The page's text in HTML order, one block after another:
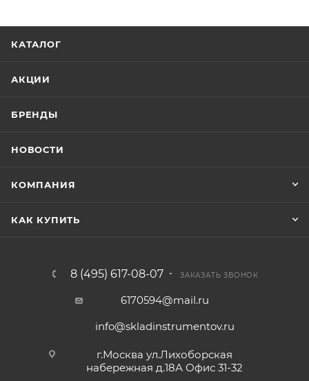
КАТАЛОГ
АКЦИИ
БРЕНДЫ
НОВОСТИ
КОМПАНИЯ
КАК КУПИТЬ
8 (495) 617-08-07 ЗАКАЗАТЬ ЗВОНОК
6170594@mail.ru
info@skladinstrumentov.ru
г.Москва ул.Лихоборская
набережная д.18А Офис 31-32